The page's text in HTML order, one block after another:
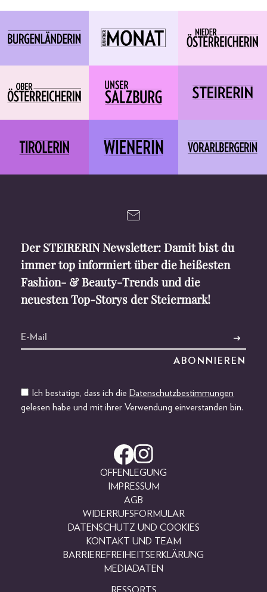
Der STEIRERIN Newsletter: Damit bist du
immer top informiert über die heißesten
Fashion- & Beauty-Trends und die
neuesten Top-Storys der Steiermark!
Ich bestätige, dass ich die Datenschutzbestimmungen
gelesen habe und mit ihrer Verwendung einverstanden bin.
OFFENLEGUNG
IMPRESSUM
AGB
WIDERRUFSFORMULAR
DATENSCHUTZ UND COOKIES
KONTAKT UND TEAM
BARRIEREFREIHEITSERKLÄRUNG
MEDIADATEN
RESSORTS